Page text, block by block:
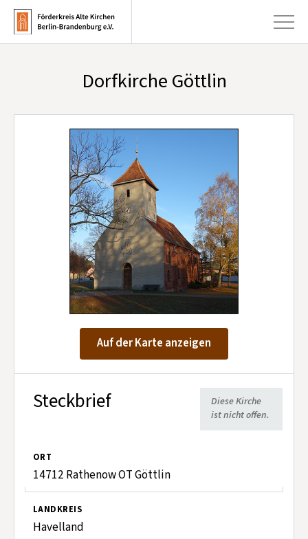
Infobrief abonnieren
Kontakt aufnehmen
Publikationen
Kunst & Kultur
Förderung & Spenden
Dorfkirche Göttlin
Auf der Karte anzeigen
Diese Kirche
ist nicht offen.
Steckbrief
ORT
14712 Rathenow OT Göttlin
LANDKREIS
Havelland